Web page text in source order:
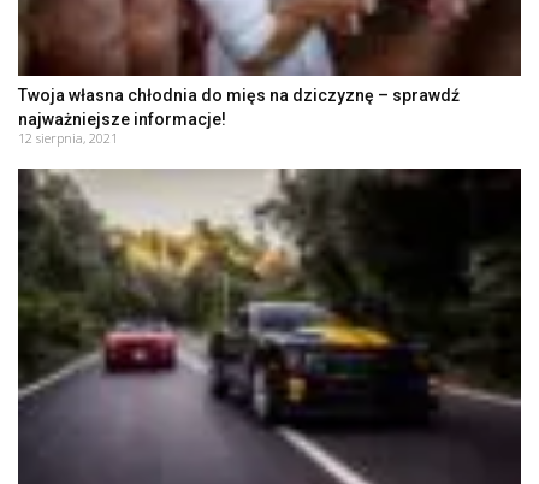
Twoja własna chłodnia do mięs na dziczyznę – sprawdź
najważniejsze informacje!
12 sierpnia, 2021